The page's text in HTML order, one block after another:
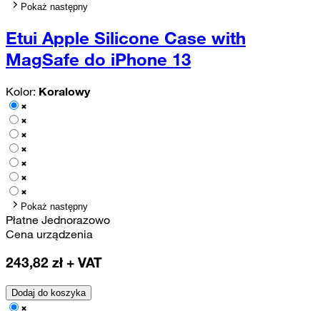
Pokaż następny
Etui Apple Silicone Case with
MagSafe do iPhone 13
Kolor: Koralowy
Pokaż następny
Płatne Jednorazowo
Cena urządzenia
243,82 zł + VAT
Dodaj do koszyka